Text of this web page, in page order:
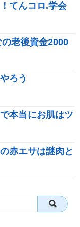
てんコロ.学会
老後資金2000
ろう
本当にお肌はツ
赤エサは謎肉と